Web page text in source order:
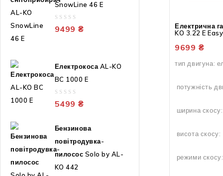
Електрична
KO 3.22 E Easy
9699 ₴
тип двигуна:
потужність
ширина
висота
режими скосу:
SnowLine 46 E
0
9499 ₴
Електрокоса AL-KO
BC 1000 E
0
5
5499 ₴
Бензинова
повітродувка-
пилосос Solo by AL-
KO 442